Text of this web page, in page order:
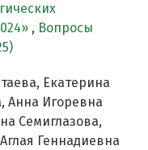
, Вопросы
Екатерина
Анна Игоревна
Семиглазова,
Геннадиевна